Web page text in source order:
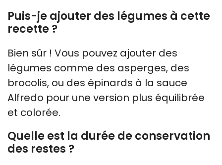
Puis-je ajouter des légumes à cette
recette ?
Bien sûr ! Vous pouvez ajouter des
légumes comme des asperges, des
brocolis, ou des épinards à la sauce
Alfredo pour une version plus équilibrée
et colorée.
Quelle est la durée de conservation
des restes ?